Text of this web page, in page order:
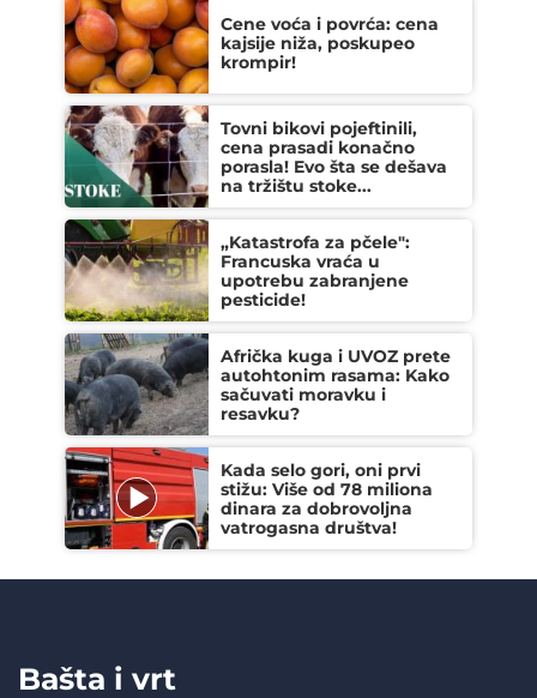
Cene voća i povrća: cena
kajsije niža, poskupeo
krompir!
Tovni bikovi pojeftinili,
cena prasadi konačno
porasla! Evo šta se dešava
na tržištu stoke...
„Katastrofa za pčele":
Francuska vraća u
upotrebu zabranjene
pesticide!
Afrička kuga i UVOZ prete
autohtonim rasama: Kako
sačuvati moravku i
resavku?
Kada selo gori, oni prvi
stižu: Više od 78 miliona
dinara za dobrovoljna
vatrogasna društva!
Bašta i vrt